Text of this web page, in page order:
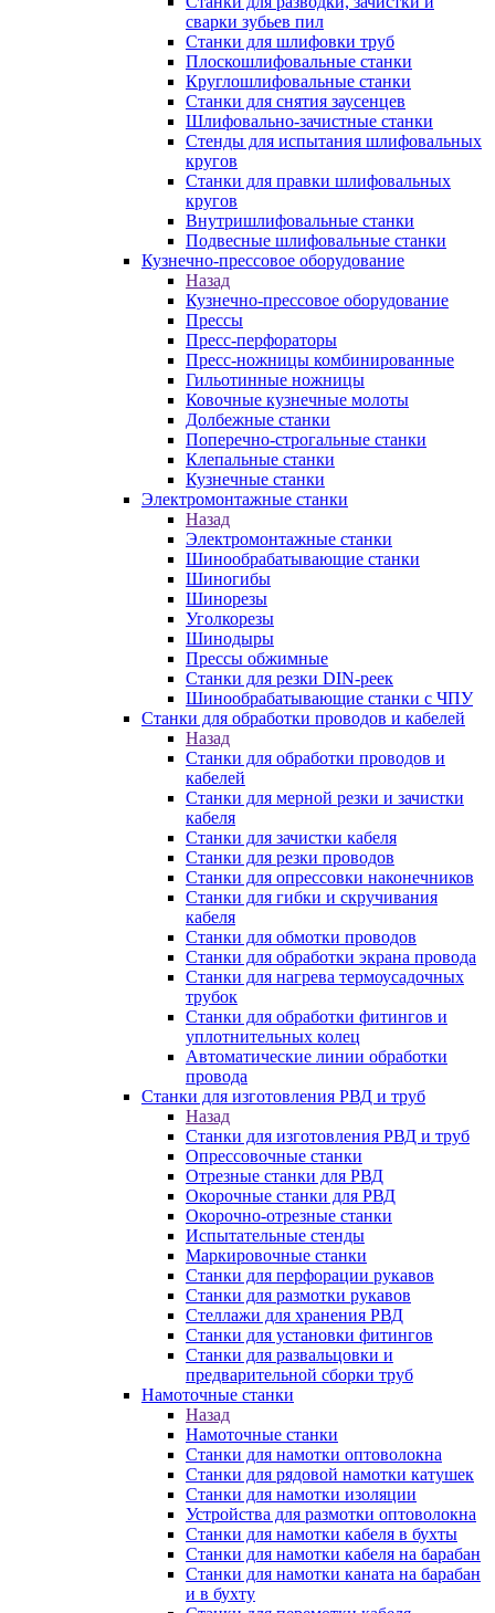
сварки зубьев пил
Станки для шлифовки труб
Плоскошлифовальные станки
Круглошлифовальные станки
Станки для снятия заусенцев
Шлифовально-зачистные станки
Стенды для испытания шлифовальных
кругов
Станки для правки шлифовальных
кругов
Внутришлифовальные станки
Подвесные шлифовальные станки
Кузнечно-прессовое оборудование
Назад
Кузнечно-прессовое оборудование
Прессы
Пресс-перфораторы
Пресс-ножницы комбинированные
Гильотинные ножницы
Ковочные кузнечные молоты
Долбежные станки
Поперечно-строгальные станки
Клепальные станки
Кузнечные станки
Электромонтажные станки
Назад
Электромонтажные станки
Шинообрабатывающие станки
Шиногибы
Шинорезы
Уголкорезы
Шинодыры
Прессы обжимные
Станки для резки DIN-реек
Шинообрабатывающие станки с ЧПУ
Станки для обработки проводов и кабелей
Назад
Станки для обработки проводов и
кабелей
Станки для мерной резки и зачистки
кабеля
Станки для зачистки кабеля
Станки для резки проводов
Станки для опрессовки наконечников
Станки для гибки и скручивания
кабеля
Станки для обмотки проводов
Станки для обработки экрана провода
Станки для нагрева термоусадочных
трубок
Станки для обработки фитингов и
уплотнительных колец
Автоматические линии обработки
провода
Станки для изготовления РВД и труб
Назад
Станки для изготовления РВД и труб
Опрессовочные станки
Отрезные станки для РВД
Окорочные станки для РВД
Окорочно-отрезные станки
Испытательные стенды
Маркировочные станки
Станки для перфорации рукавов
Станки для размотки рукавов
Стеллажи для хранения РВД
Станки для установки фитингов
Станки для развальцовки и
предварительной сборки труб
Намоточные станки
Назад
Намоточные станки
Станки для намотки оптоволокна
Станки для рядовой намотки катушек
Станки для намотки изоляции
Устройства для размотки оптоволокна
Станки для намотки кабеля в бухты
Станки для намотки кабеля на барабан
Станки для намотки каната на барабан
и в бухту